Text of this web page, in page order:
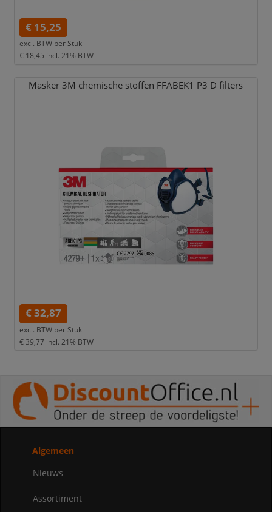
€ 15,25
excl. BTW per Stuk
€ 18,45 incl. 21% BTW
Masker 3M chemische stoffen FFABEK1 P3 D filters
€ 32,87
excl. BTW per Stuk
€ 39,77 incl. 21% BTW
Algemeen
Nieuws
Assortiment